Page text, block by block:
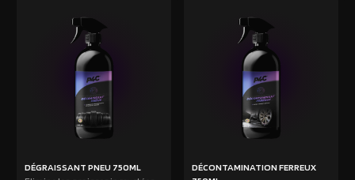
DÉGRAISSANT PNEU 750ML
DÉCONTAMINATION FERREUX